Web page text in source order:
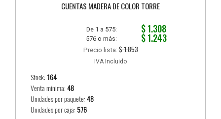
CUENTAS MADERA DE COLOR TORRE
De 1 a 575: $ 1.308
576 o más: $ 1.243
Precio lista:$ 1.853
IVA Incluido
Stock: 164
Venta mínima:48
Unidades por paquete:48
Unidades por caja: 576